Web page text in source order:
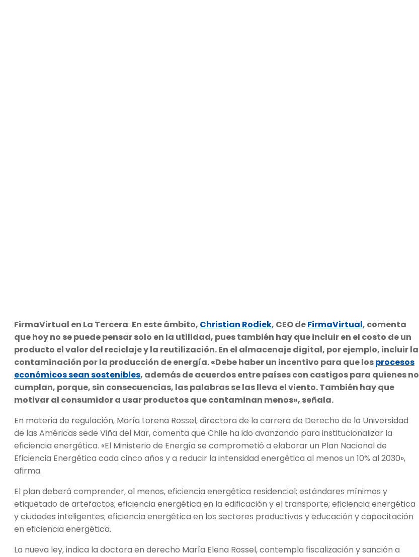
FirmaVirtual en La Tercera: En este ámbito, Christian Rodiek, CEO deFirmaVirtual, comenta
que hoy no se puede pensar solo en la utilidad, pues también hay que incluir en el costo de un
producto el valor del reciclaje y la reutilización. En el almacenaje digital, por ejemplo, incluir la
contaminación por la producción de energía. «Debe haber un incentivo para que losprocesos
económicos sean sostenibles, además de acuerdos entre países con castigos para quienes no
cumplan, porque, sin consecuencias, las palabras se las lleva el viento. También hay que
motivar al consumidor a usar productos que contaminan menos», señala.
En materia de regulación, María Lorena Rossel, directora de la carrera de Derecho de la Universidad
de las Américas sede Viña del Mar, comenta que Chile ha ido avanzando para institucionalizar la
eficiencia energética. «El Ministerio de Energía se comprometió a elaborar un Plan Nacional de
Eficiencia Energética cada cinco años y a reducir la intensidad energética al menos un 10% al 2030»,
afirma.
El plan deberá comprender, al menos, eficiencia energética residencial; estándares mínimos y
etiquetado de artefactos; eficiencia energética en la edificación y el transporte; eficiencia energética
y ciudades inteligentes; eficiencia energética en los sectores productivos y educación y capacitación
en eficiencia energética.
La nueva ley, indica la doctora en derecho María Elena Rossel, contempla fiscalización y sanción a